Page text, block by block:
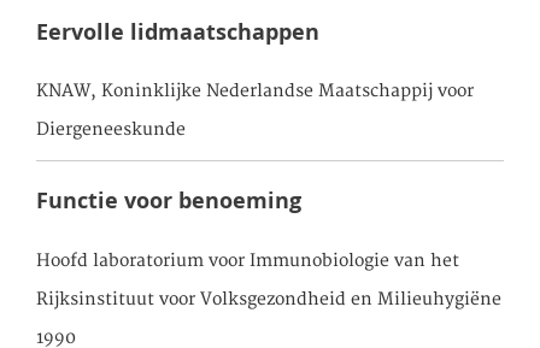
Eervolle lidmaatschappen
KNAW, Koninklijke Nederlandse Maatschappij voor
Diergeneeskunde
Functie voor benoeming
Hoofd laboratorium voor Immunobiologie van het
Rijksinstituut voor Volksgezondheid en Milieuhygiëne
1990